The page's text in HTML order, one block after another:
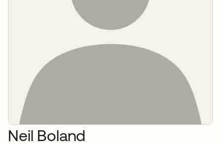
Neil Boland